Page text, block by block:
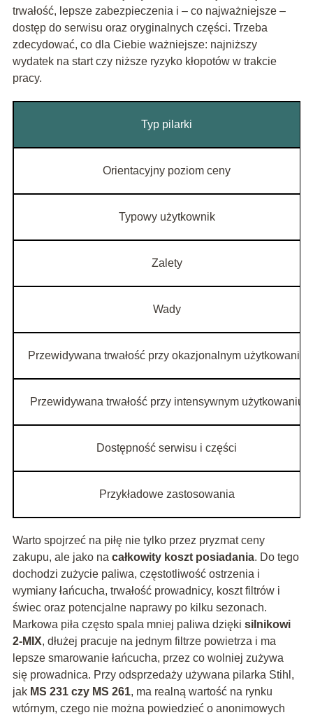
trwałość, lepsze zabezpieczenia i – co najważniejsze –
dostęp do serwisu oraz oryginalnych części. Trzeba
zdecydować, co dla Ciebie ważniejsze: najniższy
wydatek na start czy niższe ryzyko kłopotów w trakcie
pracy.
Typ pilarki
Orientacyjny poziom ceny
Typowy użytkownik
Zalety
Wady
Przewidywana trwałość przy okazjonalnym użytkowaniu
Przewidywana trwałość przy intensywnym użytkowaniu
Dostępność serwisu i części
Przykładowe zastosowania
Warto spojrzeć na piłę nie tylko przez pryzmat ceny
zakupu, ale jako na całkowity koszt posiadania. Do tego
dochodzi zużycie paliwa, częstotliwość ostrzenia i
wymiany łańcucha, trwałość prowadnicy, koszt filtrów i
świec oraz potencjalne naprawy po kilku sezonach.
Markowa piła często spala mniej paliwa dzięki silnikowi
2-MIX, dłużej pracuje na jednym filtrze powietrza i ma
lepsze smarowanie łańcucha, przez co wolniej zużywa
się prowadnica. Przy odsprzedaży używana pilarka Stihl,
jak MS 231 czy MS 261, ma realną wartość na rynku
wtórnym, czego nie można powiedzieć o anonimowych